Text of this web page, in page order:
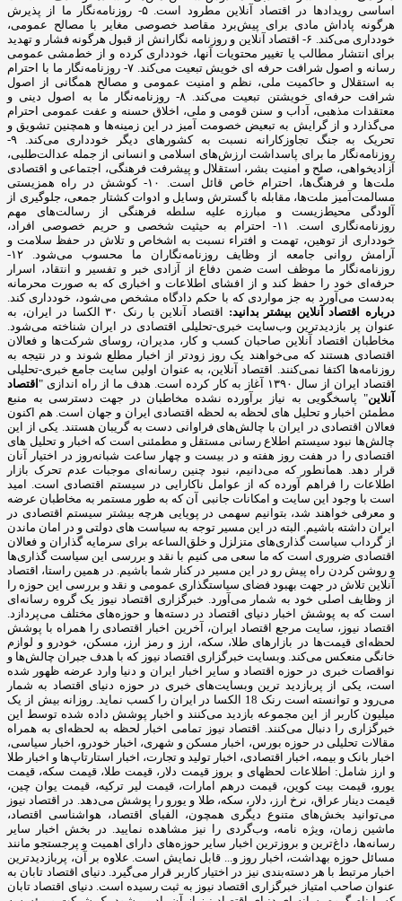
اساسی رویدادها در اقتصاد آنلاین مطرود است. ۵- روزنامه‌نگار ما از پذیرش
هرگونه پاداش مادی برای پیش‌برد مقاصد خصوصی مغایر با مصالح عمومی،
خودداری می‌کند. ۶- اقتصاد آنلاین و روزنامه نگارانش از قبول هرگونه فشار و تهدید
برای انتشار مطالب یا تغییر محتویات آنها، خودداری کرده و از خط‌مشی عمومی
رسانه و اصول شرافت حرفه ای خویش تبعیت می‌کند. ۷- روزنامه‌نگار ما با احترام
به استقلال و حاکمیت ملی، نظم و امنیت عمومی و مصالح همگانی از اصول
شرافت حرفه‌ای خویشتن تبعیت می‌کند. ۸- روزنامه‌نگار ما به اصول دینی و
معتقدات مذهبی، آداب و سنن قومی و ملی، اخلاق حسنه و عفت عمومی احترام
می‌گذارد و از گرایش به تبعیض خصومت آمیز در این زمینه‌ها و همچنین تشویق و
تحریک به جنگ تجاوزکارانه نسبت به کشورهای دیگر خودداری می‌کند. ۹-
روزنامه‌نگار ما برای پاسداشت ارزش‌های اسلامی و انسانی از جمله عدالت‌طلبی،
آزادیخواهی، صلح و امنیت بشر، استقلال و پیشرفت فرهنگی، اجتماعی و اقتصادی
ملت‌ها و فرهنگ‌ها، احترام خاص قائل است. ۱۰- کوشش در راه همزیستی
مسالمت‌آمیز ملت‌ها، مقابله با گسترش وسایل و ادوات کشتار جمعی، جلوگیری از
آلودگی محیط‌زیست و مبارزه علیه سلطه فرهنگی از رسالت‌های مهم
روزنامه‌نگاری است. ۱۱- احترام به حیثیت شخصی و حریم خصوصی افراد،
خودداری از توهین، تهمت و افتراء نسبت به اشخاص و تلاش در حفظ سلامت و
آرامش روانی جامعه از وظایف روزنامه‌نگاران ما محسوب می‌شود. ۱۲-
روزنامه‌نگار ما موظف است ضمن دفاع از آزادی خبر و تفسیر و انتقاد، اسرار
حرفه‌ای خود را حفظ کند و از افشای اطلاعات و اخباری که به صورت محرمانه
به‌دست می‌آورد به جز مواردی که با حکم دادگاه مشخص می‌شود، خودداری کند.
درباره اقتصاد آنلاین بیشتر بدانید:
اقتصاد آنلاین با رنک ۳۰ الکسا در ایران، به
عنوان پر بازدیدترین وب‌سایت خبری-تحلیلی اقتصادی در ایران شناخته می‌شود.
مخاطبان اقتصاد آنلاین صاحبان کسب و کار، مدیران، روسای شرکت‌ها و فعالان
اقتصادی هستند که می‌خواهند یک روز زودتر از اخبار مطلع شوند و در نتیجه به
روزنامه‌ها اکتفا نمی‌کنند. اقتصاد آنلاین، به عنوان اولین سایت جامع خبری-تحلیلی
اقتصاد ایران از سال ۱۳۹۰ آغاز به کار کرده است. هدف ما از راه اندازی "
اقتصاد
آنلاین" پاسخگویی به نیاز برآورده نشده مخاطبان در جهت دسترسی به منبع
مطمئن اخبار و تحلیل های لحظه به لحظه اقتصادی ایران و جهان است. هم اکنون
فعالان اقتصادی در ایران با چالش‌های فراوانی دست به گریبان هستند. یکی از این
چالش‌ها نبود سیستم اطلاع رسانی مستقل و مطمئنی است که اخبار و تحلیل های
اقتصادی را در هفت روز هفته و در بیست و چهار ساعت شبانه‌روز در اختیار آنان
قرار دهد. همانطور که می‌دانیم، نبود چنین رسانه‌ای موجبات عدم تحرک بازار
اطلاعات را فراهم آورده که از عوامل ناکارایی در سیستم اقتصادی است. امید
است با وجود این سایت و امکانات جانبی آن که به طور مستمر به مخاطبان عرضه
و معرفی خواهند شد، بتوانیم سهمی در پویایی هرچه بیشتر سیستم اقتصادی در
ایران داشته باشیم. البته در این مسیر توجه به سیاست های دولتی و در امان ماندن
از گرداب سیاست گذاری‌های متزلزل و خلق‌الساعه برای سرمایه گذاران و فعالان
اقتصادی ضروری است که ما سعی می کنیم با نقد و بررسی این سیاست گذاری‌ها
و روشن کردن راه پیش رو در این مسیر در کنار شما باشیم. در همین راستا، اقتصاد
آنلاین تلاش در جهت بهبود فضای سیاستگذاری عمومی و نقد و بررسی این حوزه را
از وظایف اصلی خود به شمار می‌آورد. خبرگزاری اقتصاد نیوز یک گروه رسانه‌ای
است که به پوشش اخبار دنیای اقتصاد در دسته‌ها و حوزه‌های مختلف می‌پردازد.
اقتصاد نیوز، سایت مرجع اقتصاد ایران، آخرین اخبار اقتصادی را همراه با پوشش
لحظه‌ای قیمت‌ها در بازارهای طلا، سکه، ارز و رمز ارز، مسکن، خودرو و لوازم
خانگی منعکس می‌کند. وبسایت خبرگزاری اقتصاد نیوز که با هدف جبران چالش‌ها و
نواقصات خبری در حوزه اقتصاد و سایر اخبار ایران و دنیا وارد عرضه ظهور شده
است، یکی از پربازدید ترین وبسایت‌های خبری در حوزه دنیای اقتصاد به شمار
می‌رود و توانسته است رنک 18 الکسا در ایران را کسب نماید. روزانه بیش از یک
میلیون کاربر از این مجموعه بازدید می‌کنند و اخبار پوشش داده شده توسط این
خبرگزاری را دنبال می‌کنند. اقتصاد نیوز تمامی اخبار لحظه به لحظه‌ای به همراه
مقالات تحلیلی در حوزه بورس، اخبار مسکن و شهری، اخبار خودرو، اخبار سیاسی،
اخبار بانک و بیمه، اخبار اقتصادی، اخبار تولید و تجارت، اخبار استارتاپ‌ها و اخبار طلا
و ارز شامل: اطلاعات لحظهای و بروز قیمت دلار، قیمت طلا، قیمت سکه، قیمت
یورو، قیمت بیت کوین، قیمت درهم امارات، قیمت لیر ترکیه، قیمت یوان چین،
قیمت دینار عراق، نرخ ارز، دلار، سکه، طلا و یورو را پوشش می‌دهد. در اقتصاد نیوز
می‌توانید بخش‌های متنوع دیگری همچون، الفبای اقتصاد، هواشناسی اقتصاد،
ماشین زمان، ویژه نامه، وب‌گردی را نیز مشاهده نمایید. در بخش اخبار سایر
رسانه‌ها، داغ‌ترین و بروزترین اخبار سایر حوزه‌های دارای اهمیت و پرجستجو مانند
مسائل حوزه بهداشت، اخبار روز و... قابل نمایش است. علاوه بر آن، پربازدیدترین
اخبار مرتبط با هر دسته‌بندی نیز در اختیار کاربر قرار می‌گیرد. دنیای اقتصاد تابان به
عنوان صاحب امتیاز خبرگزاری اقتصاد نیوز به ثبت رسیده است. دنیای اقتصاد تابان